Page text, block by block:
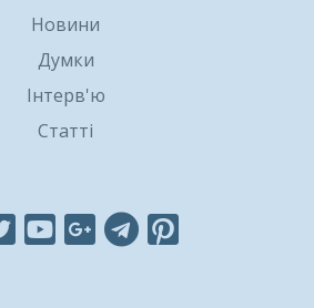
Новини
Думки
Інтерв'ю
Статті